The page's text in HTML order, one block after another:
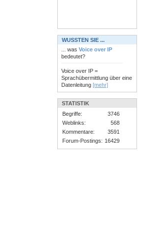
WUSSTEN SIE ...
... was Voice over IP
bedeutet?
Voice over IP =
Sprachübermittlung über eine
Datenleitung [mehr]
STATISTIK
Begriffe:
3746
Weblinks:
568
Kommentare:
3591
Forum-Postings: 16429